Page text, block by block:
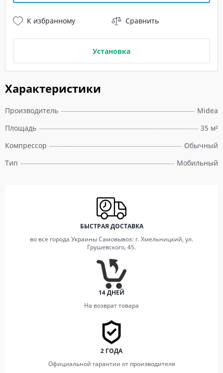
Характеристики
Производитель
Midea
Площадь
35 м²
Компрессор
Обычный
Тип
Мобильный
К избранному Сравнить
Установка
БЫСТРАЯ ДОСТАВКА
во все города Украины Самовывоз: г. Хмельницкий, ул.
Грушевского, 45.
14 ДНЕЙ
На возврат товара
2 ГОДА
Официальной гарантии от производителя